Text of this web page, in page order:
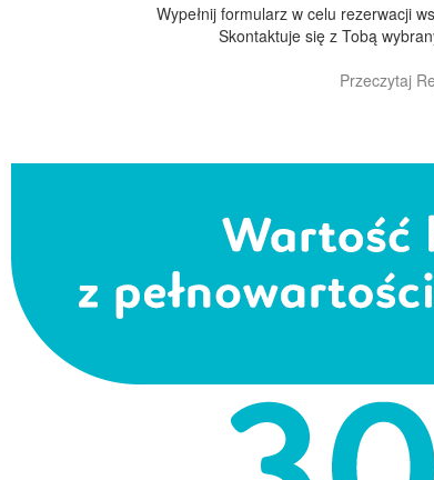
Wypełnij formularz w celu rezerwacji
Skontaktuje się z Tobą
Przeczytaj